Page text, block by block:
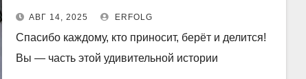
разлетаются, как горячие
пирожкиНашему книжному
шкафу — уже 10 лет!
АВГ 14, 2025 ERFOLG
Спасибо каждому, кто приносит, берёт и делится!
Вы — часть этой удивительной истории